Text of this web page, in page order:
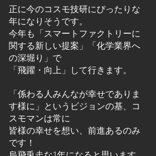
正に今のコスモ技研にぴったりな
年になりそうです。
今年も「スマートファクトリーに
関する新しい提案」「化学業界へ
の深堀り」で
「飛躍・向上」して行きます。
「係わる人みんなが幸せでありま
す様に」というビジョンの基、コ
スモマンは常に
皆様の幸せを想い、前進あるのみ
です！